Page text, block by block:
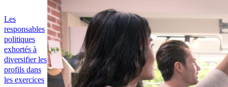
Les
responsables
politiques
exhortés à
diversifier les
profils dans
les exercices